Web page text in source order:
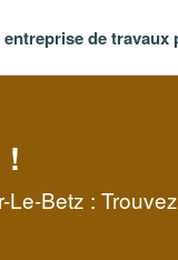
de travaux
!
Betz :